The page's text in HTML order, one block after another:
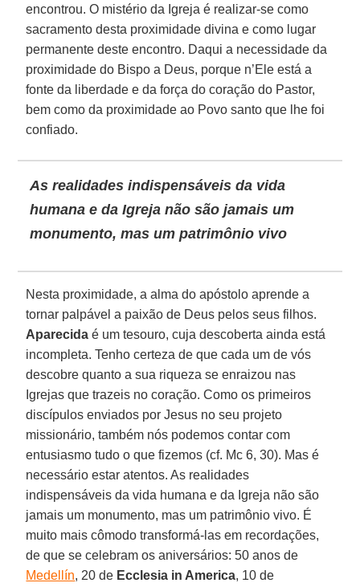
encontrou. O mistério da Igreja é realizar-se como
sacramento desta proximidade divina e como lugar
permanente deste encontro. Daqui a necessidade da
proximidade do Bispo a Deus, porque n’Ele está a
fonte da liberdade e da força do coração do Pastor,
bem como da proximidade ao Povo santo que lhe foi
confiado.
As realidades indispensáveis da vida
humana e da Igreja não são jamais um
monumento, mas um patrimônio vivo
Nesta proximidade, a alma do apóstolo aprende a
tornar palpável a paixão de Deus pelos seus filhos.
Aparecida é um tesouro, cuja descoberta ainda está
incompleta. Tenho certeza de que cada um de vós
descobre quanto a sua riqueza se enraizou nas
Igrejas que trazeis no coração. Como os primeiros
discípulos enviados por Jesus no seu projeto
missionário, também nós podemos contar com
entusiasmo tudo o que fizemos (cf. Mc 6, 30). Mas é
necessário estar atentos. As realidades
indispensáveis da vida humana e da Igreja não são
jamais um monumento, mas um patrimônio vivo. É
muito mais cômodo transformá-las em recordações,
de que se celebram os aniversários: 50 anos de
Medellín, 20 de Ecclesia in America, 10 de